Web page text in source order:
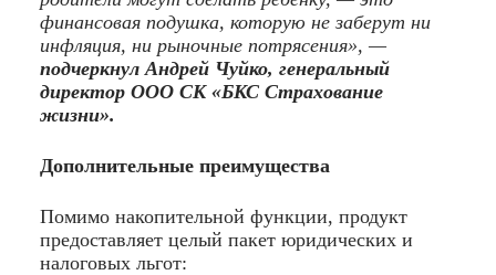
финансовая подушка, которую не заберут ни
инфляция, ни рыночные потрясения», —
подчеркнул Андрей Чуйко, генеральный
директор ООО СК «БКС Страхование
жизни».
Дополнительные преимущества
Помимо накопительной функции, продукт
предоставляет целый пакет юридических и
налоговых льгот: